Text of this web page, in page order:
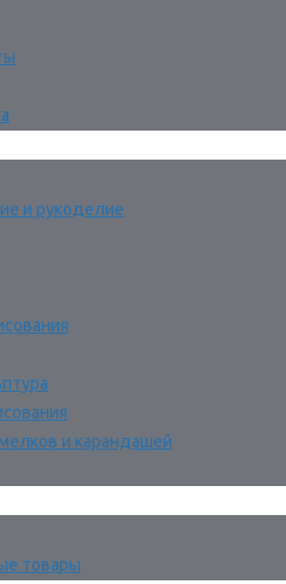
и рукоделие
и карандашей
товары